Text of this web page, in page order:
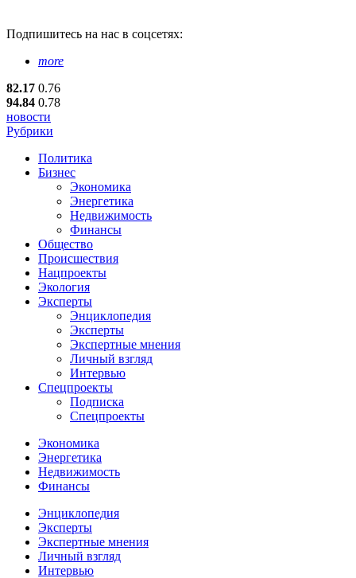
Подпишитесь на нас в соцсетях:
more
82.17 0.76
94.84 0.78
новости
Рубрики
Политика
Бизнес
Экономика
Энергетика
Недвижимость
Финансы
Общество
Происшествия
Нацпроекты
Экология
Эксперты
Энциклопедия
Эксперты
Экспертные мнения
Личный взгляд
Интервью
Спецпроекты
Подписка
Спецпроекты
Экономика
Энергетика
Недвижимость
Финансы
Энциклопедия
Эксперты
Экспертные мнения
Личный взгляд
Интервью